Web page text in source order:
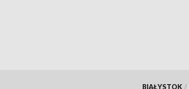
BIAŁYSTOK /